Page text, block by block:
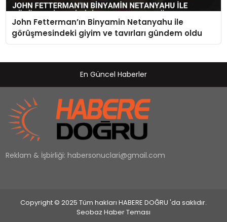
John Fetterman’ın Binyamin Netanyahu ile
görüşmesindeki giyim ve tavırları gündem oldu
En Güncel Haberler
Reklam & İşbirliği: habersonuclari@gmail.com
Copyright © 2025 Tüm hakları HABERE DOĞRU 'da saklıdır.
Seobaz Haber Teması